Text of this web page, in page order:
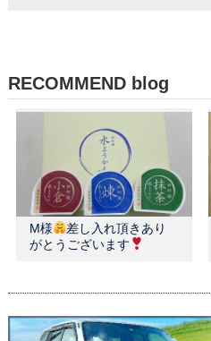
RECOMMEND blog
M様
差し入れ頂きあり
がとうございます